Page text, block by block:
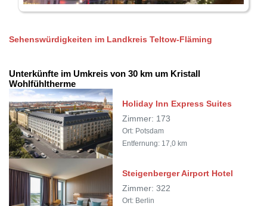
Sehenswürdigkeiten im Landkreis Teltow-Fläming
Unterkünfte im Umkreis von 30 km um Kristall
Wohlfühltherme
Holiday Inn Express Suites
Zimmer: 173
Ort: Potsdam
Entfernung: 17,0 km
Steigenberger Airport Hotel
Zimmer: 322
Ort: Berlin